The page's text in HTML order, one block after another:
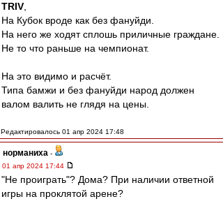
TRIV
На Кубок вроде как без фануйди.
На него же ходят сплошь приличные граждане.
Не то что раньше на чемпионат.
На это видимо и расчёт.
Типа бамжи и без фануйди народ должен
валом валить не глядя на цены.
Редактировалось 01 апр 2024 17:48
норманиха -
01 апр 2024 17:44
"Не проиграть"? Дома? При наличии ответной
игры на проклятой арене?